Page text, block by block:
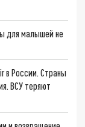
для малышей не
в России. Страны
ВСУ теряют